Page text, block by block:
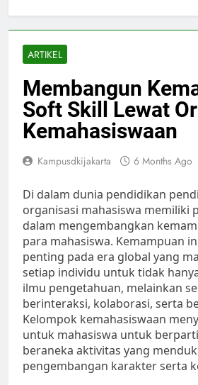
ARTIKEL
Membangun
Soft Skill Lewat
Kemahasiswaan
Kampusdkijakarta 6 Months Ago
Di dalam dunia pendidikan
organisasi mahasiswa memiliki
dalam mengembangkan
para mahasiswa. Kemampuan
penting pada era global yang
setiap individu untuk tidak
ilmu pengetahuan, melainkan
berinteraksi, kolaborasi, serta
Kelompok kemahasiswaan
untuk mahasiswa untuk
beraneka aktivitas yang
pengembangan karakter serta